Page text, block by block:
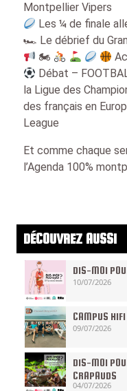
Montpellier Vipers
Les ¼ de finale
🏎 Le débrief du
🏍
Débat –
la Ligue des
des français en
League
Et comme chaque
l’Agenda 100%
DÉCOUVREZ AUSSI
DIS-MOI
10/07/2026
CAMPUS
09/07/2026
DIS-MOI
CRAPAUDS
04/07/2026